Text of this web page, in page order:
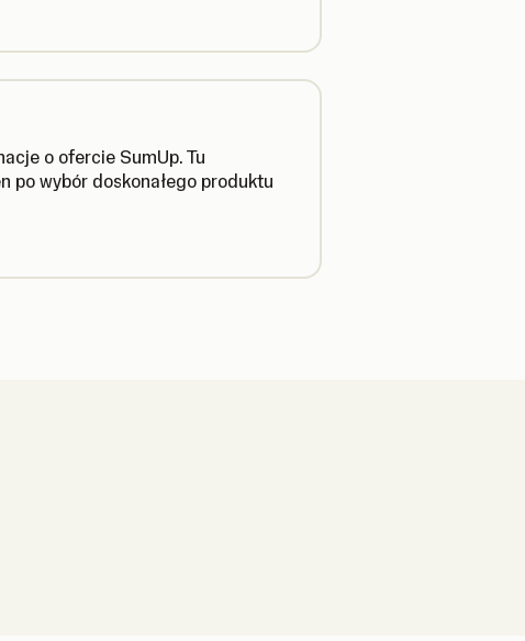
o ofercie SumUp. Tu
po wybór doskonałego produktu